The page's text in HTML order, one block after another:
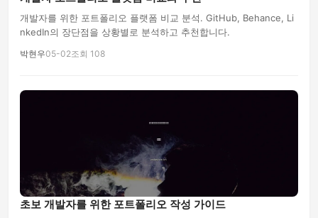
개발자를 위한 포트폴리오 플랫폼 비교 분석. GitHub, Behance, Li
nkedIn의 장단점을 상황별로 분석하고 추천합니다.
박현우05-02조회 108
초보 개발자를 위한 포트폴리오 작성 가이드